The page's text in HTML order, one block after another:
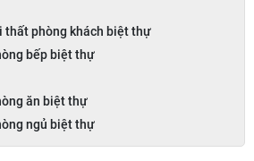
thất phòng khách biệt thự
bếp biệt thự
ăn biệt thự
ngủ biệt thự